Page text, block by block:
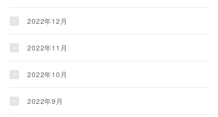
2022年12月
2022年11月
2022年10月
2022年9月